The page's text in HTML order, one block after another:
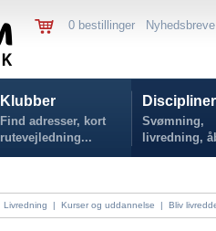
0 bestillinger Nyhedsbreve
Klubber
Find adresser, kort
rutevejledning...
Discipliner
Svømning,
livredning,
vand...
Livredning | Kurser og uddannelse | Bliv